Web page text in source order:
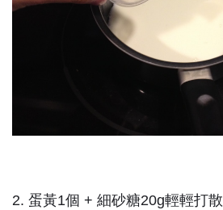
2. 蛋黃1個 + 細砂糖20g輕輕打散